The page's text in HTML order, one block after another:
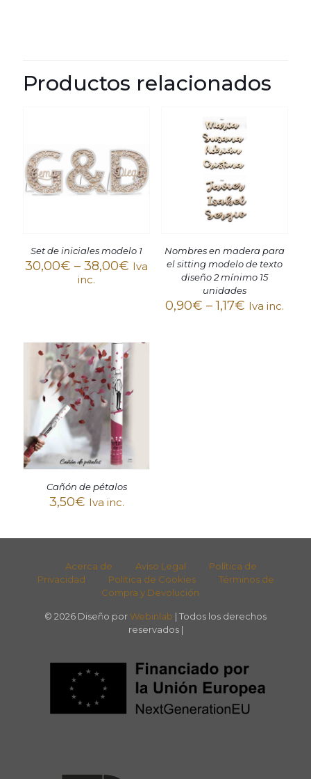
Productos relacionados
Set de iniciales modelo 1
30,00€ –38,00€ Iva
inc.
Nombres en madera para
el sitting modelo de texto
diseño 2 mínimo 15
unidades
0,90€ –1,17€ Iva inc.
Cañón de pétalos
3,50€ Iva inc.
Acerca de Aviso Legal
Política de
Privacidad
Política de Cookies
Términos de
Compra y Devolución
© 2026 Diseño por Webinlab | Todos los derechos
reservados |